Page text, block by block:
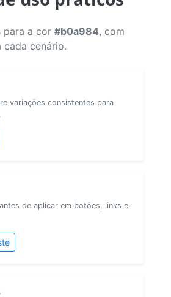
para a cor #b0a984, com
cada cenário.
variações consistentes para
de aplicar em botões, links e